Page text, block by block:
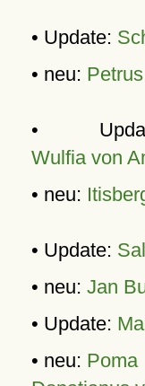
• Update:
• neu:
•
Wulfia von
• neu:
• Update:
• neu: Jan
• Update:
• neu: Poma